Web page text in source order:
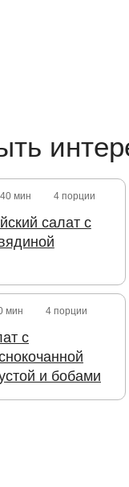
40 мин 4 порции
салат с
мин 4 порции
с
и бобами